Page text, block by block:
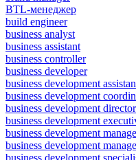
BTL-менеджер
build engineer
business analyst
business assistant
business controller
business developer
business development
business development
business development director
business development
business development
business development
business development